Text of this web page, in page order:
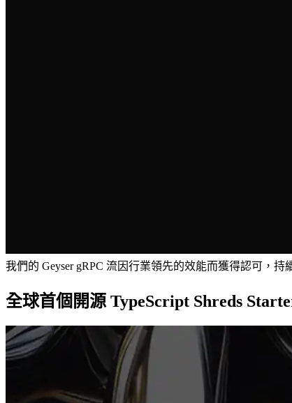
我們的 Geyser gRPC 流因行業領先的效能而獲得認可，
全球首個開源 TypeScript Shreds